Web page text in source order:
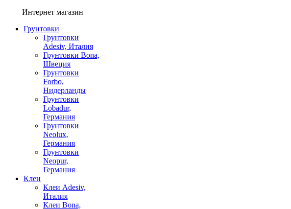
Интернет магазин
Грунтовки
Грунтовки
Adesiv, Италия
Грунтовки Bona,
Швеция
Грунтовки
Forbo,
Нидерланды
Грунтовки
Lobadur,
Германия
Грунтовки
Neolux,
Германия
Грунтовки
Neopur,
Германия
Клеи
Клеи Adesiv,
Италия
Клеи Bona,